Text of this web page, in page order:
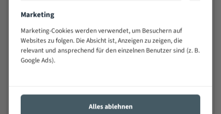
Äußerst verschleißfest
Technische Beschreibung:
Positiver Spanwinkel
Bandkörper aus hochlegiertem Federstahl
Spezielle Zahngeometrie und Zahnteilung
Marketing
Marketing-Cookies werden verwendet, um Besuchern auf
Websites zu folgen. Die Absicht ist, Anzeigen zu zeigen, die
relevant und ansprechend für den einzelnen Benutzer sind (z. B.
Google Ads).
Alles ablehnen